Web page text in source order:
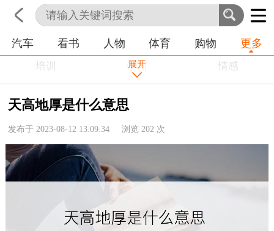
首页 科技 生活 职业
汽车 看书 人物 体育 购物 更多
培训 学习
情感
农业
命理
健康
历史
展开
天高地厚是什么意思
发布于 2023-08-12 13:09:34 浏览202 次